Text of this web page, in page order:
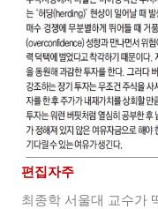
편집자주
최종학 서울대 교수가